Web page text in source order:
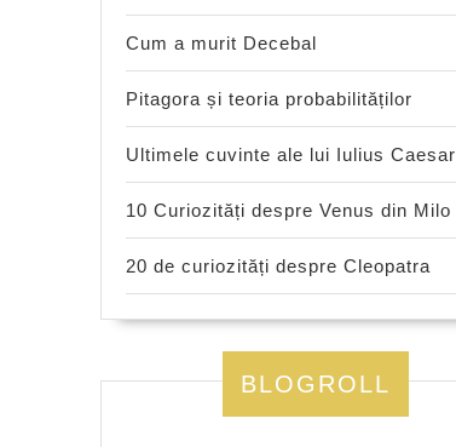
Cum a murit Decebal
Pitagora și teoria probabilităților
Ultimele cuvinte ale lui Iulius Caesar
10 Curiozități despre Venus din Milo
20 de curiozități despre Cleopatra
BLOGROLL